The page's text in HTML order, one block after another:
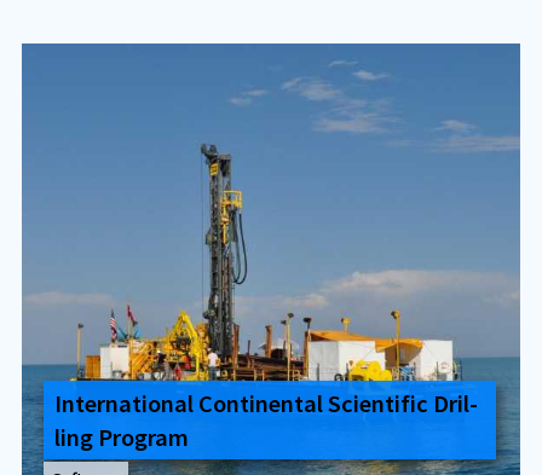
In­ter­na­tio­nal Con­ti­nen­tal Sci­en­ti­fic Dril­
ling Pro­gram